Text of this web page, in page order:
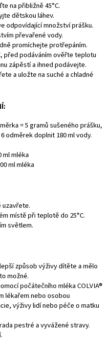
na přibližně 45°C.
dětskou láhev.
odpovídající množství prášku.
převařené vody.
promíchejte protřepáním.
před podáváním ověřte teplotu
zápěstí a ihned podávejte.
a uložte na suché a chladné
= 5 gramů sušeného prášku,
odměrek doplnit 180 ml vody.
ml mléka
ml mléka
uzavřete.
místě při teplotě do 25°C.
světlem.
způsob výživy dítěte a mělo
možné.
počátečního mléka COLVIA®
lékařem nebo osobou
výživy lidí nebo péče o matku
pestré a vyvážené stravy.